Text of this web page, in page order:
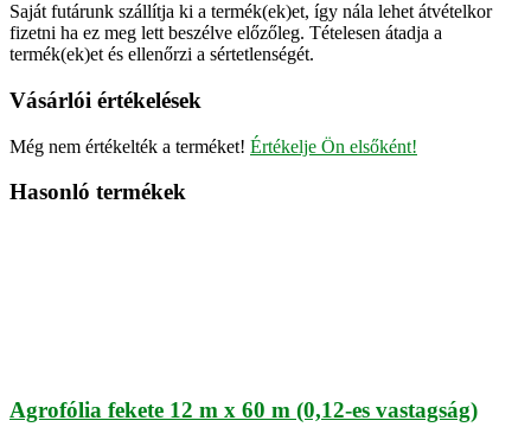
Saját futárunk szállítja ki a termék(ek)et, így nála lehet átvételkor
fizetni ha ez meg lett beszélve előzőleg. Tételesen átadja a
termék(ek)et és ellenőrzi a sértetlenségét.
Vásárlói értékelések
Még nem értékelték a terméket! Értékelje Ön elsőként!
Hasonló termékek
Agrofólia fekete 12 m x 60 m (0,12-es vastagság)